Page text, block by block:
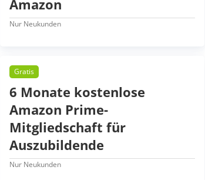
Amazon
Nur Neukunden
Gratis
6 Monate kostenlose
Amazon Prime-
Mitgliedschaft für
Auszubildende
Nur Neukunden